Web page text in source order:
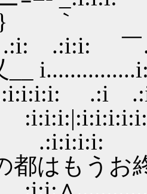
ゝ
.:i:i: ￣
.:i
｣
もうお